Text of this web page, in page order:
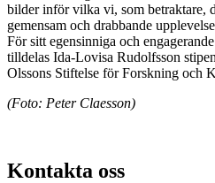
bilder inför vilka vi, som betraktare,
gemensam och drabbande
För sitt egensinniga och
tilldelas Ida-Lovisa Rudolfsson
Olssons Stiftelse för Forskning och
(Foto: Peter Claesson)
Kontakta oss